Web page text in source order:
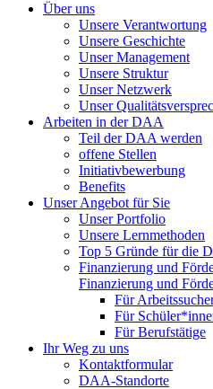
Über uns
Unsere Verantwortung
Unsere Geschichte
Unser Management
Unsere Struktur
Unser Netzwerk
Unser
Arbeiten in der DAA
Teil der DAA werden
offene Stellen
Initiativbewerbung
Benefits
Unser Angebot für Sie
Unser Portfolio
Unsere Lernmethoden
Top 5 Gründe für die
Finanzierung und
Finanzierung und
Für
Für
Für Berufstätige
Ihr Weg zu uns
Kontaktformular
DAA-Standorte